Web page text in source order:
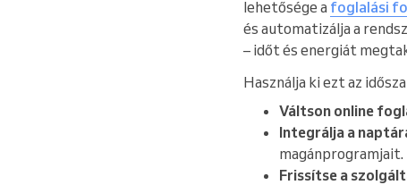
lehetősége a foglalási
és automatizálja a
– időt és energiát
Használja ki ezt az
Váltson online
Integrálja a
magánprogramjait.
Frissítse a